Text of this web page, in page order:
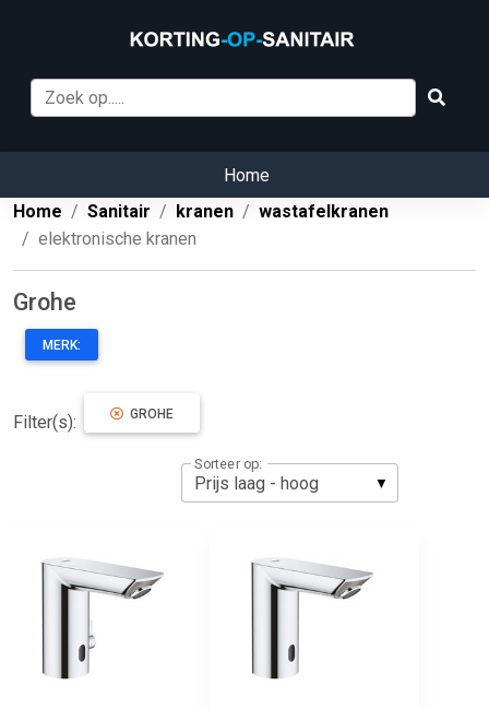
Home
Home
Sanitair kranen
wastafelkranen
elektronische kranen
Grohe
MERK:
Filter(s): GROHE
Sorteer op: